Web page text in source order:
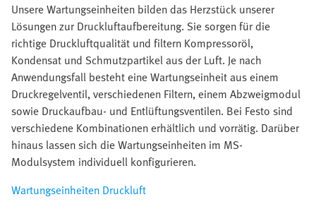
Unsere Wartungseinheiten bilden das Herzstück unserer
Lösungen zur Druckluftaufbereitung. Sie sorgen für die
richtige Druckluftqualität und filtern Kompressoröl,
Kondensat und Schmutzpartikel aus der Luft. Je nach
Anwendungsfall besteht eine Wartungseinheit aus einem
Druckregelventil, verschiedenen Filtern, einem Abzweigmodul
sowie Druckaufbau- und Entlüftungsventilen. Bei Festo sind
verschiedene Kombinationen erhältlich und vorrätig. Darüber
hinaus lassen sich die Wartungseinheiten im MS-
Modulsystem individuell konfigurieren.
Wartungseinheiten Druckluft